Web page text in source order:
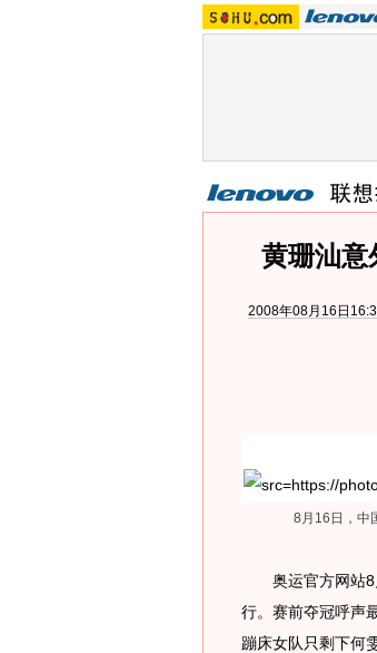
黄珊汕意
2008年08月16日
8月16日，中
奥运官方网站8
行。赛前夺冠呼声
蹦床女队只剩下何